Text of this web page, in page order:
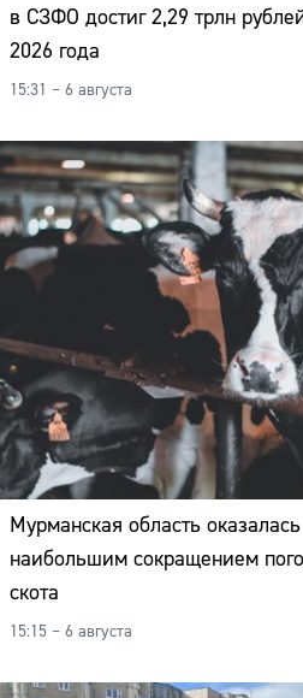
в СЗФО достиг 2,29 трлн
2026 года
15:31 – 6 августа
Мурманская область
наибольшим сокращением
скота
15:15 – 6 августа